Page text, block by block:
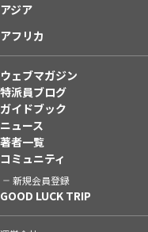
アジア
アフリカ
ウェブマガジン
特派員ブログ
ガイドブック
ニュース
著者一覧
コミュニティ
新規会員登録
GOOD LUCK TRIP